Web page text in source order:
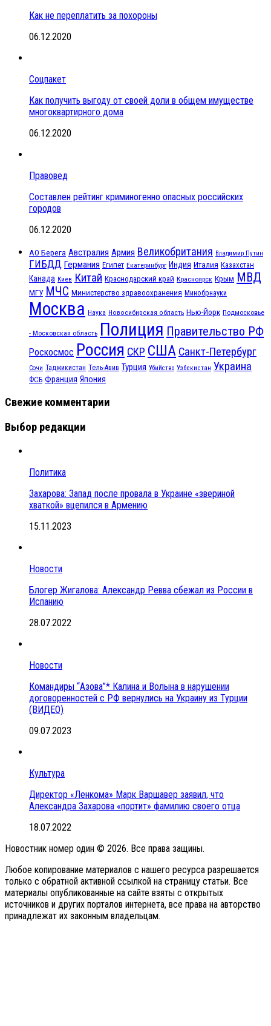
Как не переплатить за похороны
06.12.2020
Соцпакет
Как получить выгоду от своей доли в общем имуществе
многоквартирного дома
06.12.2020
Правовед
Составлен рейтинг криминогенно опасных российских
городов
06.12.2020
АО Берега Австралия Армия Великобритания Владимир Путин
ГИБДД Германия Египет Екатеринбург Индия Италия Казахстан
Канада Киев Китай Краснодарский край Красноярск Крым МВД
МГУ МЧС Министерство здравоохранения Минобрнауки
Москва Наука Новосибирская область Нью-Йорк Подмосковье
- Московская область Полиция Правительство РФ
Роскосмос Россия СКР США Санкт-Петербург
Сочи Таджикистан Тель-Авив Турция Убийство Узбекистан Украина
ФСБ Франция Япония
Свежие комментарии
Выбор редакции
Политика
Захарова: Запад после провала в Украине «звериной
хваткой» вцепился в Армению
15.11.2023
Новости
Блогер Жигалова: Александр Ревва сбежал из России в
Испанию
28.07.2022
Новости
Командиры “Азова”* Калина и Волына в нарушении
договоренностей с РФ вернулись на Украину из Турции
(ВИДЕО)
09.07.2023
Культура
Директор «Ленкома» Марк Варшавер заявил, что
Александра Захарова «портит» фамилию своего отца
18.07.2022
Новостник номер один © 2026. Все права защины.
Любое копирование материалов с нашего ресурса разрешается
только с обратной активной ссылкой на страницу статьи. Все
материалы опубликованные на сайте взяты с открытых
источников и других порталов интернета, все права на авторство
принадлежат их законным владельцам.